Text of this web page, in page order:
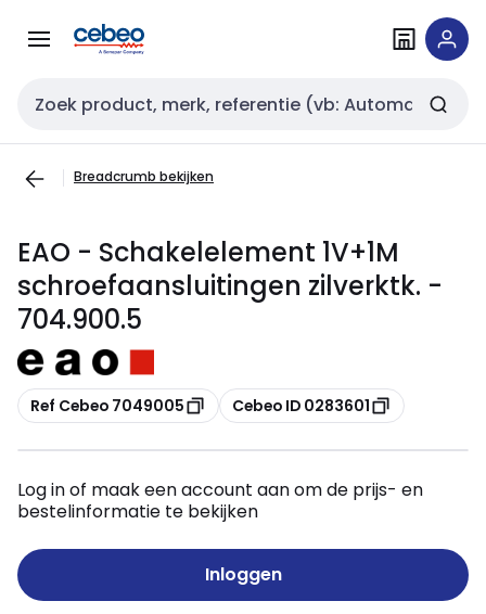
naar
naar
Zoekveld invoer
Breadcrumb bekijken
EAO - Schakelelement 1V+1M
schroefaansluitingen zilverktk. -
704.900.5
Kopiëren
Ref Cebeo 7049005 Kopiëren
Cebeo ID 0283601
Log in of maak een account aan om de prijs- en
bestelinformatie te bekijken
Inloggen